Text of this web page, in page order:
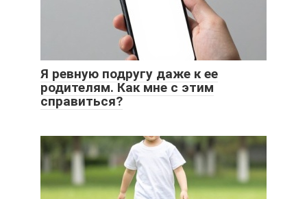
Я ревную подругу даже к ее
родителям. Как мне с этим
справиться?